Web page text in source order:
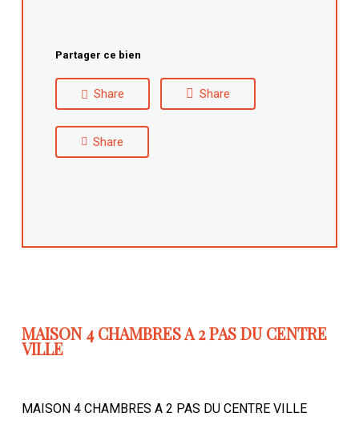
Partager ce bien
Share Share
Share
MAISON 4 CHAMBRES A 2 PAS DU CENTRE
VILLE
MAISON 4 CHAMBRES A 2 PAS DU CENTRE VILLE